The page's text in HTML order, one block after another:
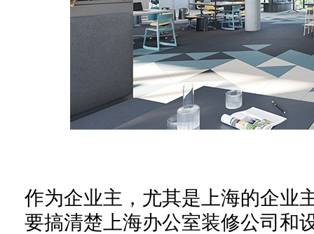
作为企业主 ， 尤其是 上海的企业
要搞清楚上海办公室装修公司和